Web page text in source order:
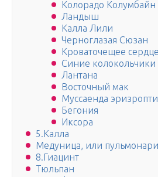
Колорадо Колумбайн
Ландыш
Калла Лили
Черноглазая Сюзан
Кроваточещее сердце
Синие колокольчики
Лантана
Восточный мак
Муссаенда
Бегония
Иксора
5.Калла
Медуница, или
8.Гиацинт
Тюльпан